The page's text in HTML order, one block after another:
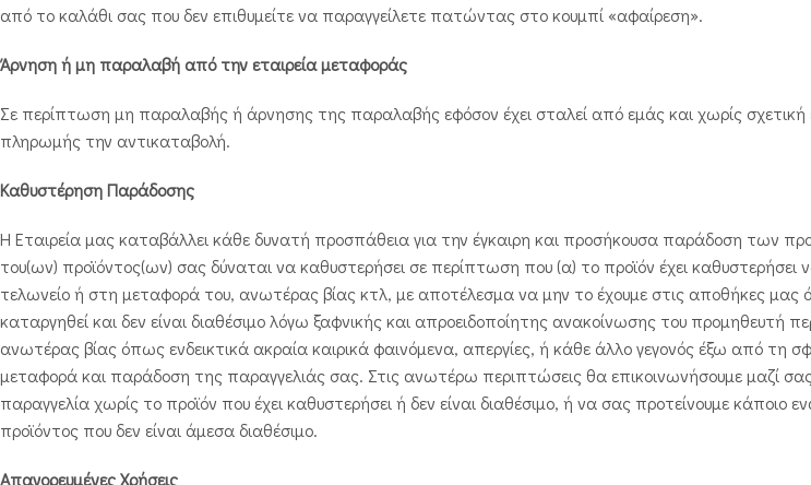
από το καλάθι σας που δεν επιθυμείτε να παραγγείλετε πατώντας στο κουμπί «αφαίρεση».
Άρνηση ή μη παραλαβή από την εταιρεία μεταφοράς
Σε περίπτωση μη παραλαβής ή άρνησης της παραλαβής εφόσον έχει σταλεί από εμάς και χωρίς
πληρωμής την αντικαταβολή.
Καθυστέρηση Παράδοσης
Η Εταιρεία μας καταβάλλει κάθε δυνατή προσπάθεια για την έγκαιρη και προσήκουσα παράδοση των
του(ων) προϊόντος(ων) σας δύναται να καθυστερήσει σε περίπτωση που (α) το προϊόν έχει
τελωνείο ή στη μεταφορά του, ανωτέρας βίας κτλ, με αποτέλεσμα να μην το έχουμε στις αποθήκες μας
καταργηθεί και δεν είναι διαθέσιμο λόγω ξαφνικής και απροειδοποίητης ανακοίνωσης του προμηθευτή
ανωτέρας βίας όπως ενδεικτικά ακραία καιρικά φαινόμενα, απεργίες, ή κάθε άλλο γεγονός έξω από τη
μεταφορά και παράδοση της παραγγελιάς σας. Στις ανωτέρω περιπτώσεις θα επικοινωνήσουμε μαζί
παραγγελία χωρίς το προϊόν που έχει καθυστερήσει ή δεν είναι διαθέσιμο, ή να σας προτείνουμε
προϊόντος που δεν είναι άμεσα διαθέσιμο.
Απαγορευμένες Χρήσεις